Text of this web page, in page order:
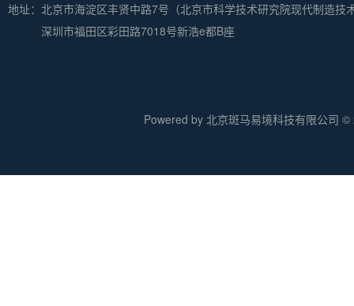
地址： 北京市海淀区丰贤中路7号（北京市科学技术研究院现代制造技
深圳市福田区彩田路7018号新浩e都B座
Powered by 北京斑马易境科技有限公司